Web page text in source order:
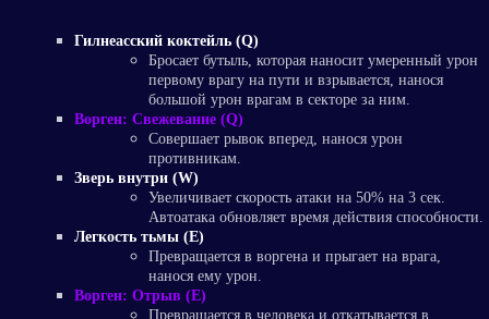
Гилнеасский коктейль (Q)
Бросает бутыль, которая наносит умеренный урон
первому врагу на пути и взрывается, нанося
большой урон врагам в секторе за ним.
Ворген: Свежевание (Q)
Совершает рывок вперед, нанося урон
противникам.
Зверь внутри (W)
Увеличивает скорость атаки на 50% на 3 сек.
Автоатака обновляет время действия способности.
Легкость тьмы (E)
Превращается в воргена и прыгает на врага,
нанося ему урон.
Ворген: Отрыв (E)
Превращается в человека и откатывается в